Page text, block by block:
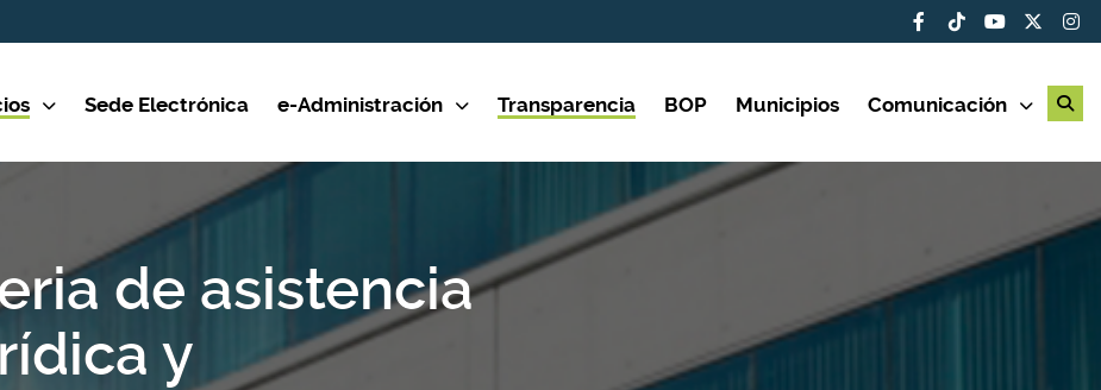
Sede Electrónica e-Administración Transparencia BOP Municipios Comunicación
de asistencia
y